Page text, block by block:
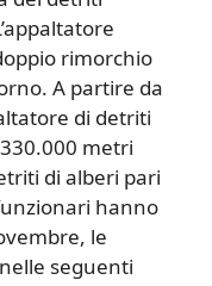
rimorchio
A partire da
di detriti
metri
di alberi pari
hanno
le
seguenti